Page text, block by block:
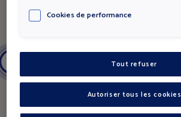
10
Cookies de performance
Tout refuser
Autoriser tous les cookies